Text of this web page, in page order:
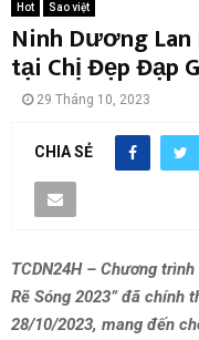
Hot Sao việt
Ninh Dương
tại Chị Đẹp Đạp
29 Tháng 10, 2023
CHIA SẺ
TCDN24H – Chương
Rẽ Sóng 2023” đã chính
28/10/2023, mang đến